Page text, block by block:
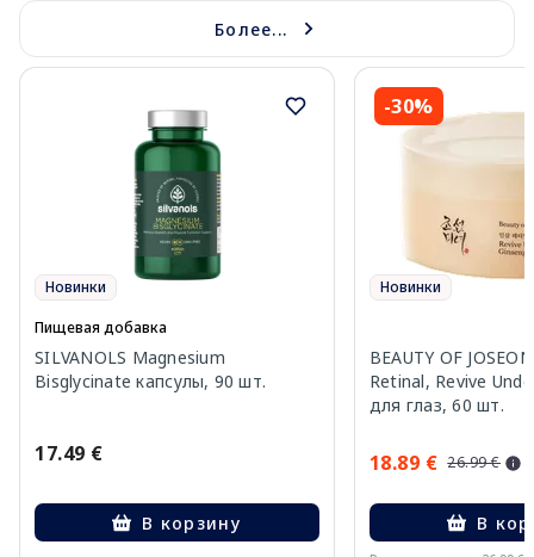
Более...
Новинки
Пищевая добавка
SILVANOLS Magnesium
Bisglycinate капсулы, 90 шт.
17.49 €
В корзину
-30%
Новинки
BEAUTY OF
Retinal, Revive
для глаз, 60 шт.
18.89 € 26.99 €
В